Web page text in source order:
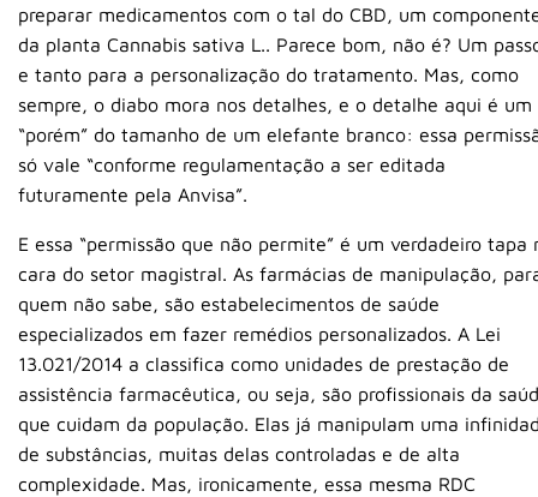
preparar medicamentos com o tal do CBD, um
da planta Cannabis sativa L.. Parece bom, não é? Um
e tanto para a personalização do tratamento. Mas, como
sempre, o diabo mora nos detalhes, e o detalhe aqui é um
“porém” do tamanho de um elefante branco: essa
só vale “conforme regulamentação a ser editada
futuramente pela Anvisa”.
E essa “permissão que não permite” é um verdadeiro tapa
cara do setor magistral. As farmácias de manipulação,
quem não sabe, são estabelecimentos de saúde
especializados em fazer remédios personalizados. A Lei
13.021/2014 a classifica como unidades de prestação de
assistência farmacêutica, ou seja, são profissionais da
que cuidam da população. Elas já manipulam uma
de substâncias, muitas delas controladas e de alta
complexidade. Mas, ironicamente, essa mesma RDC